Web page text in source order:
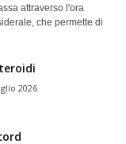
attraverso l'ora
che permette di
2026